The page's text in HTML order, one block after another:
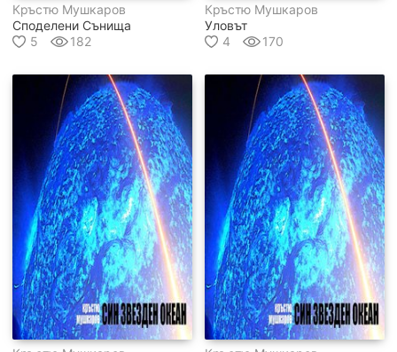
Кръстю Мушкаров
Споделени Сънища
5
182
Кръстю Мушкаров
Уловът
4
170